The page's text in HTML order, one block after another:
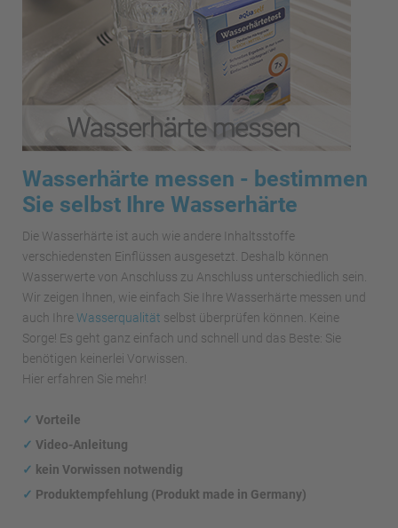
Wasserhärte messen - bestimmen
Sie selbst Ihre Wasserhärte
Die Wasserhärte ist auch wie andere Inhaltsstoffe
verschiedensten Einflüssen ausgesetzt. Deshalb können
Wasserwerte von Anschluss zu Anschluss unterschiedlich sein.
Wir zeigen Ihnen, wie einfach Sie Ihre Wasserhärte messen und
auch IhreWasserqualität selbst überprüfen können. Keine
Sorge! Es geht ganz einfach und schnell und das Beste: Sie
benötigen keinerlei Vorwissen.
Hier erfahren Sie mehr!
✓ Vorteile
✓ Video-Anleitung
✓ kein Vorwissen notwendig
✓ Produktempfehlung (Produkt made in Germany)